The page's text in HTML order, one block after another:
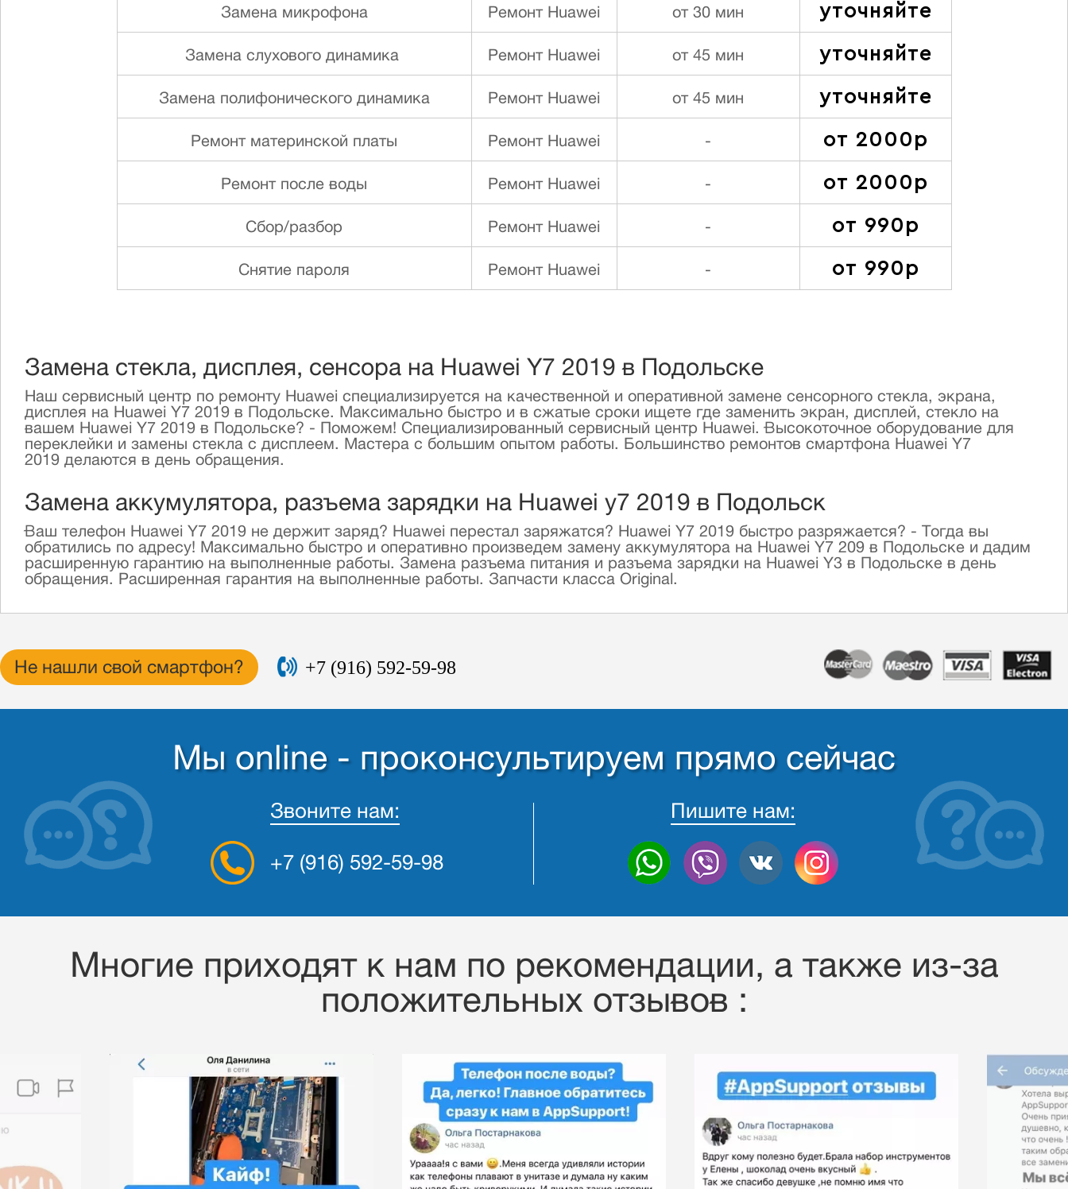
Замена микрофона Ремонт Huawei от 30 мин уточняйте
Замена слуxового динамика Ремонт Huawei от 45 мин уточняйте
Замена полифонического динамика Ремонт Huawei от 45 мин уточняйте
Ремонт материнской платы Ремонт Huawei - от 2000р
Ремонт после воды Ремонт Huawei - от 2000р
Сбор/разбор Ремонт Huawei - от 990р
Снятие пароля Ремонт Huawei - от 990р
Замена стекла, дисплея, сенсора на Huawei Y7 2019 в Подольске
Наш сервисный центр по ремонту Huawei специализируется на качественной и оперативной замене сенсорного стекла, экрана,
дисплея на Huawei Y7 2019 в Подольске. Максимально быстро и в сжатые сроки ищете где заменить экран, дисплей, стекло на
вашем Huawei Y7 2019 в Подольске? - Поможем! Специализированный сервисный центр Huawei. Высокоточное оборудование для
переклейки и замены стекла с дисплеем. Мастера с большим опытом работы. Большинство ремонтов смартфона Huawei Y7
2019 делаются в день обращения.
Замена аккумулятора, разъема зарядки на Huawei y7 2019 в Подольск
Ваш телефон Huawei Y7 2019 не держит заряд? Huawei перестал заряжатся? Huawei Y7 2019 быстро разряжается? - Тогда вы
обратились по адресу! Максимально быстро и оперативно произведем замену аккумулятора на Huawei Y7 209 в Подольске и дадим
расширенную гарантию на выполненные работы. Замена разъема питания и разъема зарядки на Huawei Y3 в Подольске в день
обращения. Расширенная гарантия на выполненные работы. Запчасти класса Original.
Не нашли свой смартфон? +7 (916) 592-59-98
Мы online - проконсультируем прямо сейчас
Звоните нам:
+7 (916) 592-59-98
Пишите нам:
Многие приходят к нам по рекомендации, a также из-за
положительных отзывов :